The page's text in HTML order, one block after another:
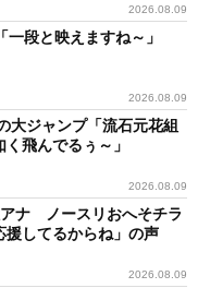
2026.08.09
段と映えますね～」
2026.08.09
大ジャンプ「流石元花組
飛んでるぅ～」
2026.08.09
ナ ノースリおへそチラ
援してるからね」の声
2026.08.09